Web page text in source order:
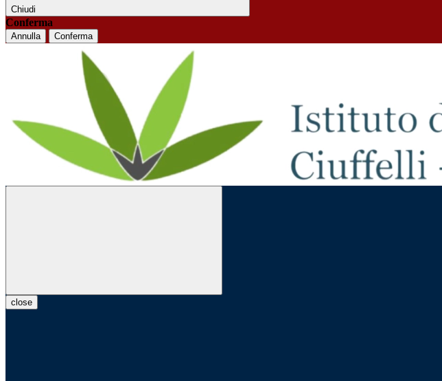
Chiudi
Conferma
Annulla Conferma
close